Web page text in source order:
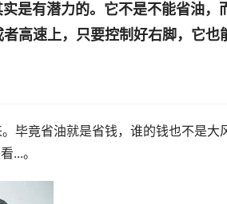
是有潜力的。它不是不能省油，
高速上，只要控制好右脚，它也
毕竟省油就是省钱，谁的钱也不是大
...。